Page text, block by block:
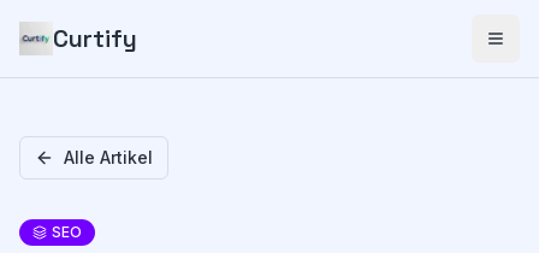
Curtify
Alle Artikel
SEO